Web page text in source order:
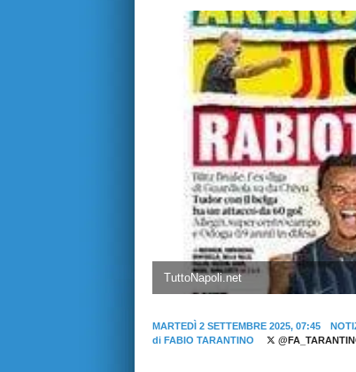
TuttoNapoli.net
MARTEDÌ 2 SETTEMBRE 2025, 07:45
di FABIO TARANTINO